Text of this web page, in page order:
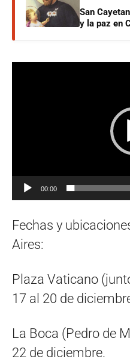
San
y la paz en
00:00
Fechas y
Aires:
Plaza Vaticano
17 al 20 de
La Boca (Pedro de
22 de diciembre.